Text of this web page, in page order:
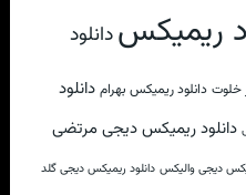
ریمیکسدانلود
خلوت دانلود ریمیکس بهرام دانلود
دانلود ریمیکس دیجی مرتضی
دیجی والیکس دانلود ریمیکس دیجی گلد